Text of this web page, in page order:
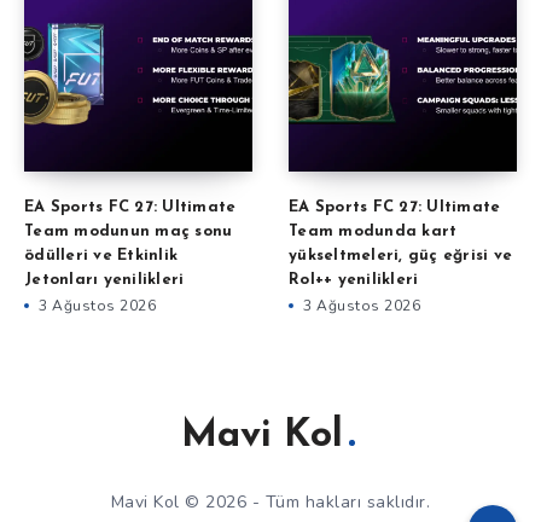
EA Sports FC 27: Ultimate
Team modunun maç sonu
ödülleri ve Etkinlik
Jetonları yenilikleri
3 Ağustos 2026
EA Sports FC 27: Ultimate
Team modunda kart
yükseltmeleri, güç eğrisi ve
Rol++ yenilikleri
3 Ağustos 2026
Mavi Kol
Mavi Kol © 2026 - Tüm hakları saklıdır.